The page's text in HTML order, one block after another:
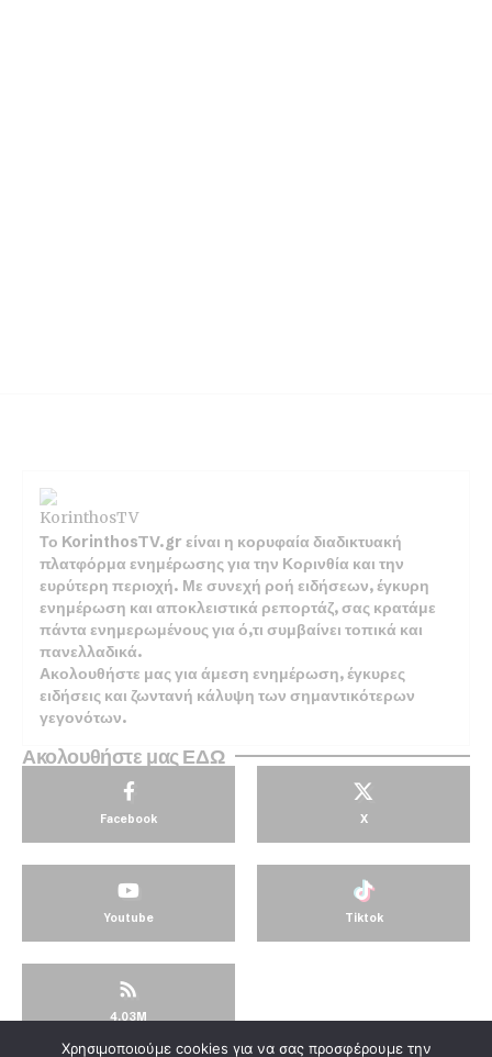
Το KorinthosTV.gr είναι η κορυφαία διαδικτυακή
πλατφόρμα ενημέρωσης για την Κορινθία και την
ευρύτερη περιοχή. Με συνεχή ροή ειδήσεων, έγκυρη
ενημέρωση και αποκλειστικά ρεπορτάζ, σας κρατάμε
πάντα ενημερωμένους για ό,τι συμβαίνει τοπικά και
πανελλαδικά.
Ακολουθήστε μας για άμεση ενημέρωση, έγκυρες
ειδήσεις και ζωντανή κάλυψη των σημαντικότερων
γεγονότων.
Ακολουθήστε μας ΕΔΩ
Facebook X
Youtube Tiktok
4.03M
© KorinthosTV @2025
Χρησιμοποιούμε cookies για να σας προσφέρουμε την